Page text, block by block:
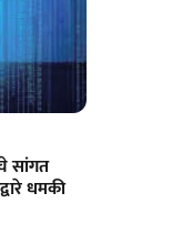
सांगत
धमकी